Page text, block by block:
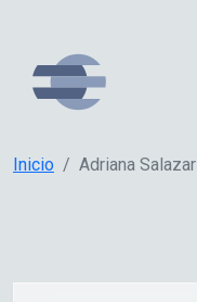
Inicio Adriana Salazar